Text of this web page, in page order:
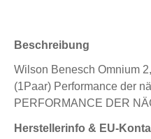
Beschreibung
Wilson Benesch Omnium
(1Paar) Performance der
PERFORMANCE DER
Herstellerinfo & EU-